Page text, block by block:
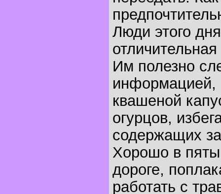
Люди этого
Им полезно
информацией,
квашеной
огурцов,
содержащих
Хорошо в
дороге,
работать с